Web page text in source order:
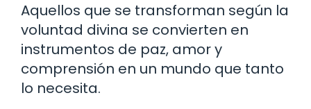
Aquellos que se transforman según la
voluntad divina se convierten en
instrumentos de paz, amor y
comprensión en un mundo que tanto
lo necesita.